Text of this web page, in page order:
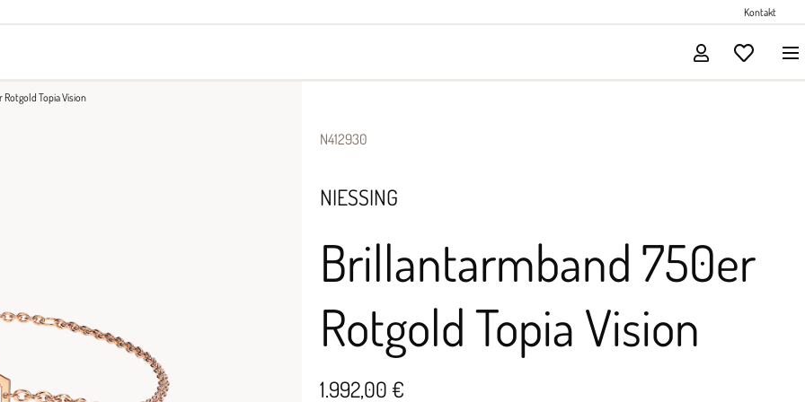
Kontakt
Topia Vision
N412930
NIESSING
Brillantarmband 750er
Rotgold Topia Vision
1.992,00 €